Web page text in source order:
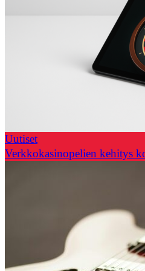
Uutiset
Verkkokasinopelien kehitys